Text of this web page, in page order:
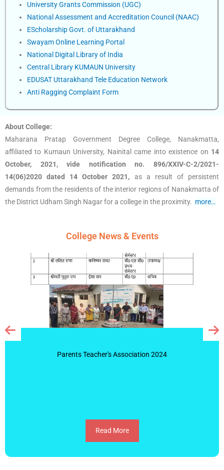
University Grants Commission (UGC)
National Assessment and Accreditation Council (NAAC)
EScholarship Govt. of Uttarakhand
Swayam Online Learning Portal
National Digital Library of India
Central Library KUMAUN University
EDUSAT Uttarakhand Tele Education Network
Anti Ragging Complaint Form
About College:
Maharana Pratap Government Degree College, Nanakmatta,
affiliated to Kumaun University, Nainital came into existence on 14
October, 2021, vide notification no. 896/XXIV-C-2/2021-
14(06)2020 dated 14 October 2021, as a result of persistent
demands from the residents of the interior regions of Nanakmatta of
the District Udham Singh Nagar for a college in the proximity. more…
College News & Events
Parents Teacher's Association 2024
Read More